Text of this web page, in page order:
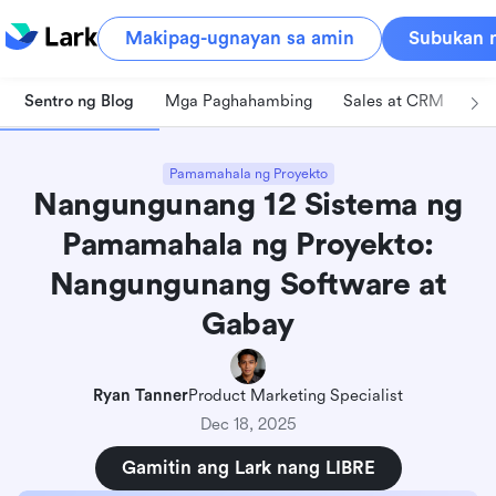
Makipag-ugnayan sa amin Subukan
Sentro ng Blog Mga Paghahambing Sales at CRM
Pamamahala ng Proyekto
Nangungunang 12 Sistema ng
Pamamahala ng Proyekto:
Nangungunang Software at
Gabay
Ryan TannerProduct Marketing Specialist
Dec 18, 2025
Gamitin ang Lark nang LIBRE